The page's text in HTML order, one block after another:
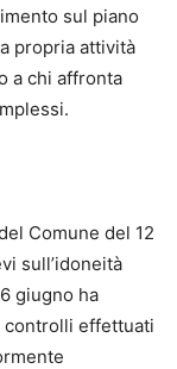
sul piano
propria attività
a chi affronta
Comune del 12
sull’idoneità
giugno ha
controlli effettuati